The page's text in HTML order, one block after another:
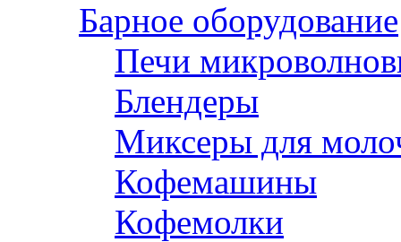
Барное оборудование
Печи
Блендеры
Миксеры для
Кофемашины
Кофемолки